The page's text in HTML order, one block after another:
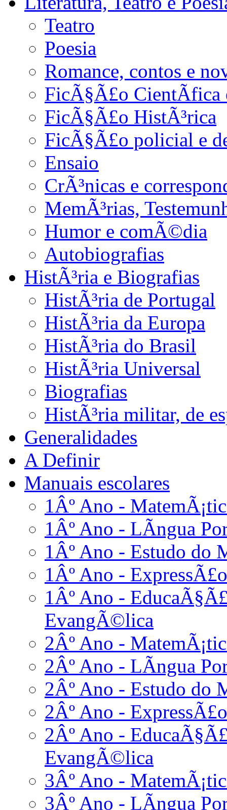
Teatro
Poesia
Romance, contos e
FicÃ§Ã£o CientÃ­fica
FicÃ§Ã£o HistÃ³rica
FicÃ§Ã£o policial e
Ensaio
CrÃ³nicas e
MemÃ³rias,
Humor e comÃ©dia
Autobiografias
HistÃ³ria e Biografias
HistÃ³ria de Portugal
HistÃ³ria da Europa
HistÃ³ria do Brasil
HistÃ³ria Universal
Biografias
HistÃ³ria militar, de
Generalidades
A Definir
Manuais escolares
1Âº Ano -
1Âº Ano - LÃ­ngua
1Âº Ano - Estudo do
1Âº Ano -
1Âº Ano -
EvangÃ©lica
2Âº Ano -
2Âº Ano - LÃ­ngua
2Âº Ano - Estudo do
2Âº Ano -
2Âº Ano -
EvangÃ©lica
3Âº Ano -
3Âº Ano - LÃ­ngua